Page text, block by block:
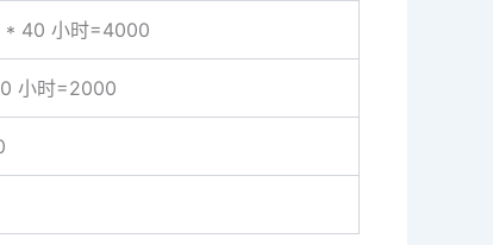
* 40 小时=4000
小时=2000